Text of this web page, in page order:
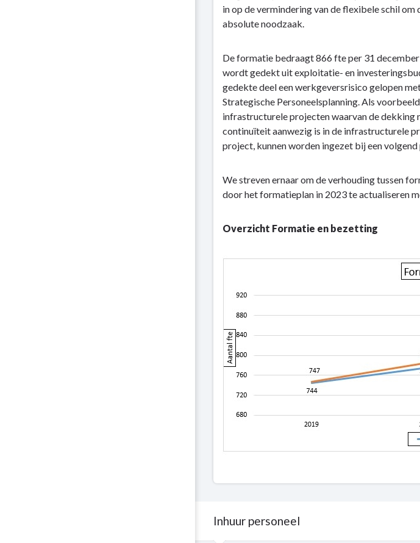
in op de vermindering van de flexibele schil
absolute noodzaak.
De formatie bedraagt 866 fte per 31
wordt gedekt uit exploitatie- en
gedekte deel een werkgeversrisico gelopen
Strategische Personeelsplanning. Als
infrastructurele projecten waarvan de dekking
continuïteit aanwezig is in de infrastructurele
project, kunnen worden ingezet bij een
We streven ernaar om de verhouding tussen
door het formatieplan in 2023 te actualiseren
Overzicht Formatie en bezetting
Inhuur personeel